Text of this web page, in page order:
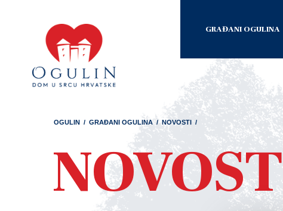
GRAĐANI OGULINA
OGULIN / GRAĐANI OGULINA / NOVOSTI /